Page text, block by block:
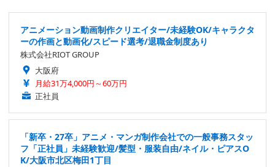
アニメーション動画制作クリエイター/未経験OK/キャラクタ
ーの作画と動画化/スピード選考/退職金制度あり
株式会社RIOT GROUP
大阪府
月給31万4,000円～60万円
正社員
「新卒・27卒」アニメ・マンガ制作会社での一般事務スタッ
フ「正社員」未経験歓迎/髪型・服装自由/ネイル・ピアスO
K/大阪市北区梅田1丁目